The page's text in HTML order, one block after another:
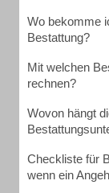
Wo bekomme
Bestattung?
Mit welchen
rechnen?
Wovon hängt
Checkliste für
wenn ein